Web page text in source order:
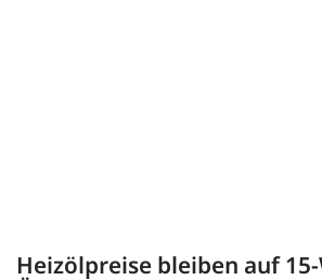
Heizölpreise bleiben auf